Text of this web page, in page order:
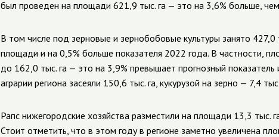
был проведен на площади 621,9 тыс. га — это на 3,6% больше,
В том числе под зерновые и зернобобовые культуры занято
площади и на 0,5% больше показателя 2022 года. В частности,
до 162,0 тыс. га — это на 3,9% превышает прогнозный
аграрии региона засеяли 150,6 тыс. га, кукурузой на зерно — 7,4
Рапс нижегородские хозяйства разместили на площади 13,3 тыс.
Стоит отметить, что в этом году в регионе заметно увеличена